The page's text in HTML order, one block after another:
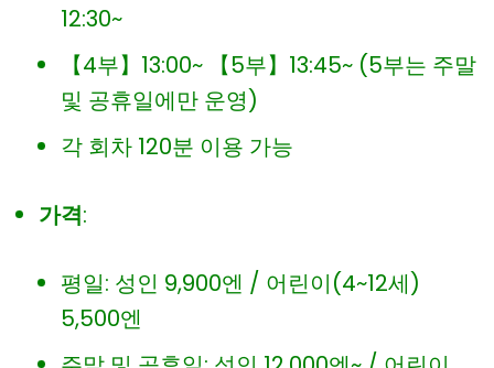
12:30~
【4부】13:00~ 【5부】13:45~ (5부는 주말
및 공휴일에만 운영)
각 회차 120분 이용 가능
가격:
평일: 성인 9,900엔 / 어린이(4~12세)
5,500엔